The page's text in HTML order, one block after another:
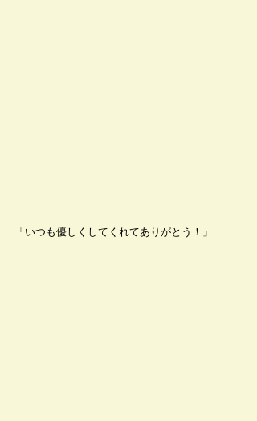
「いつも優しくしてくれてありがとう！」